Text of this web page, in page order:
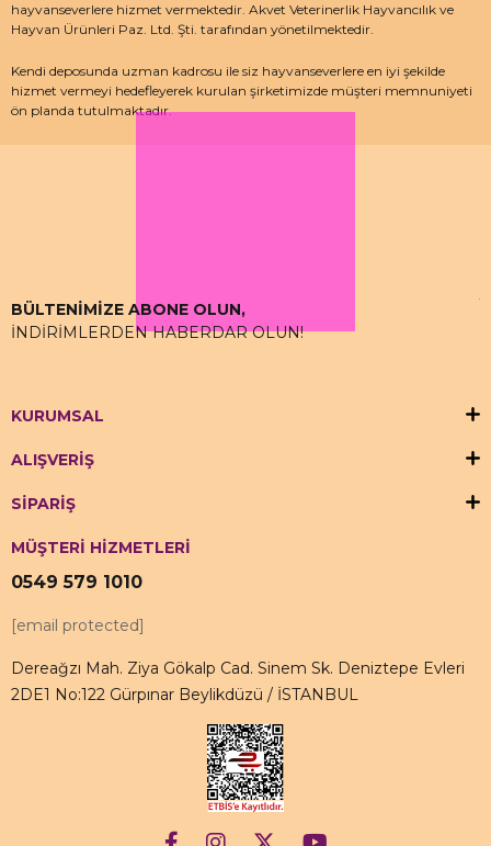
hayvanseverlere hizmet vermektedir. Akvet Veterinerlik Hayvancılık ve
Hayvan Ürünleri Paz. Ltd. Şti. tarafından yönetilmektedir.
Kendi deposunda uzman kadrosu ile siz hayvanseverlere en iyi şekilde
hizmet vermeyi hedefleyerek kurulan şirketimizde müşteri memnuniyeti
ön planda tutulmaktadır.
BÜLTENİMİZE ABONE OLUN,
İNDİRİMLERDEN HABERDAR OLUN!
KURUMSAL
ALIŞVERİŞ
SİPARİŞ
MÜŞTERİ HİZMETLERİ
0549 579 1010
[email protected]
Dereağzı Mah. Ziya Gökalp Cad. Sinem Sk. Deniztepe Evleri
2DE1 No:122 Gürpınar Beylikdüzü / İSTANBUL